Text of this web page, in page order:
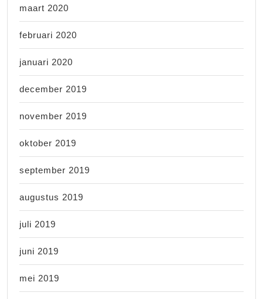
maart 2020
februari 2020
januari 2020
december 2019
november 2019
oktober 2019
september 2019
augustus 2019
juli 2019
juni 2019
mei 2019